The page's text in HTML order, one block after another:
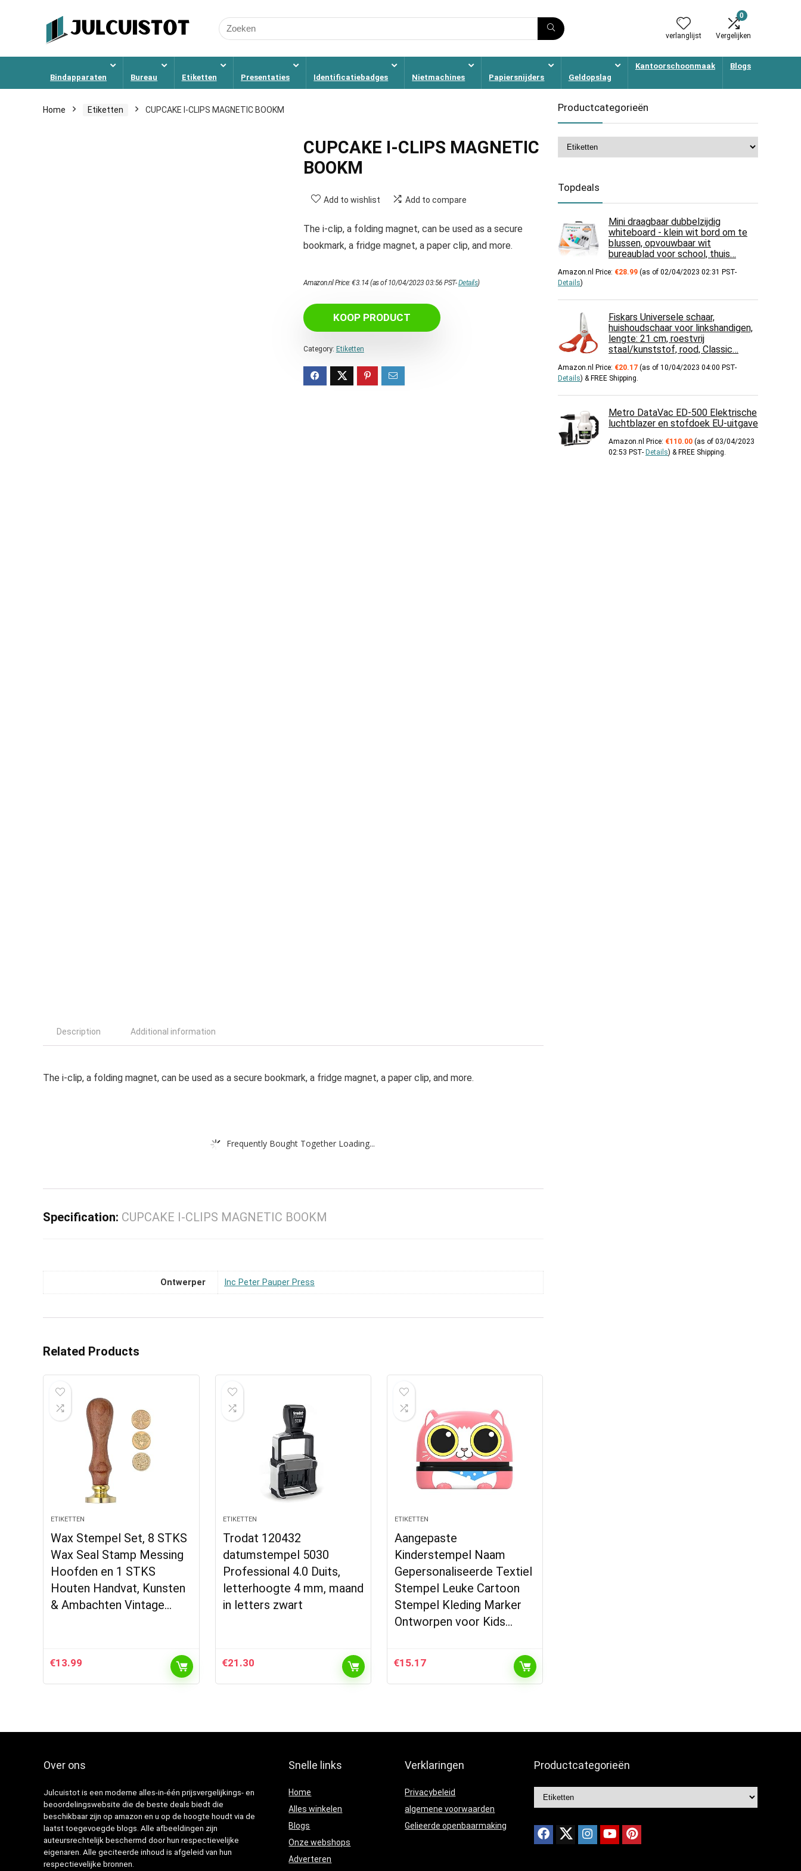
Search
for:
verlanglijst
0
Vergelijken
Bindapparaten Bureau Etiketten Presentaties Identificatiebadges Nietmachines Papiersnijders Geldopslag
Kantoorschoonmaak Blogs
Home Etiketten CUPCAKE I-CLIPS MAGNETIC BOOKM
CUPCAKE I-CLIPS MAGNETIC
BOOKM
Add to wishlist Add to compare
The i-clip, a folding magnet, can be used as a secure
bookmark, a fridge magnet, a paper clip, and more.
Amazon.nl Price:€3.14 (as of 10/04/2023 03:56 PST-Details)
KOOP PRODUCT
Category: Etiketten
Description Additional information
The i-clip, a folding magnet, can be used as a secure bookmark, a fridge magnet, a paper clip, and more.
Frequently Bought Together Loading...
Specification: CUPCAKE I-CLIPS MAGNETIC BOOKM
Ontwerper Inc Peter Pauper Press
Related Products
ETIKETTEN
Wax Stempel Set, 8 STKS
Wax Seal Stamp Messing
Hoofden en 1 STKS
Houten Handvat, Kunsten
& Ambachten Vintage…
€13.99
ETIKETTEN
Trodat 120432
datumstempel 5030
Professional 4.0 Duits,
letterhoogte 4 mm, maand
in letters zwart
€21.30
ETIKETTEN
Aangepaste
Kinderstempel Naam
Gepersonaliseerde Textiel
Stempel Leuke Cartoon
Stempel Kleding Marker
Ontworpen voor Kids…
€15.17
Productcategorieën
Topdeals
Mini draagbaar dubbelzijdig
whiteboard - klein wit bord om te
blussen, opvouwbaar wit
bureaublad voor school, thuis…
Amazon.nl Price: €28.99 (as of 02/04/2023 02:31 PST-
Details)
Fiskars Universele schaar,
huishoudschaar voor linkshandigen,
lengte: 21 cm, roestvrij
staal/kunststof, rood, Classic…
Amazon.nl Price: €20.17 (as of 10/04/2023 04:00 PST-
Details) & FREE Shipping.
Metro DataVac ED-500 Elektrische
luchtblazer en stofdoek EU-uitgave
Amazon.nl Price: €110.00 (as of 03/04/2023
02:53 PST- Details) & FREE Shipping.
Over ons
Julcuistot is een moderne alles-in-één prijsvergelijkings- en
beoordelingswebsite die de beste deals biedt die
beschikbaar zijn op amazon en u op de hoogte houdt via de
laatst toegevoegde blogs. Alle afbeeldingen zijn
auteursrechtelijk beschermd door hun respectievelijke
eigenaren. Alle geciteerde inhoud is afgeleid van hun
respectievelijke bronnen.
Snelle links
Home
Alles winkelen
Blogs
Onze webshops
Adverteren
Verklaringen
Privacybeleid
algemene voorwaarden
Gelieerde openbaarmaking
Productcategorieën